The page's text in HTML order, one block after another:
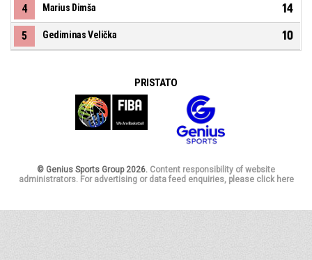
4 Marius Dimša 14
5 Gediminas Velička 10
PRISTATO
© Genius Sports Group 2026. Content responsibility of website
administrators. For advertising or data feed enquiries, please click here